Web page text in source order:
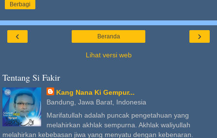
Berbagi
‹ ›
Beranda
Lihat versi web
Tentang Si Fakir
Kang Nana Ki Gempur...
Bandung, Jawa Barat, Indonesia
Marifatullah adalah puncak pengetahuan yang
melahirkan akhlak sempurna. Akhlak waliyullah
melahirkan kebebasan jiwa yang menyatu dengan kebenaran.